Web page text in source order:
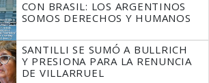
CON BRASIL: LOS ARGENTINOS
SOMOS DERECHOS Y HUMANOS
SANTILLI SE SUMÓ A BULLRICH
Y PRESIONA PARA LA RENUNCIA
DE VILLARRUEL